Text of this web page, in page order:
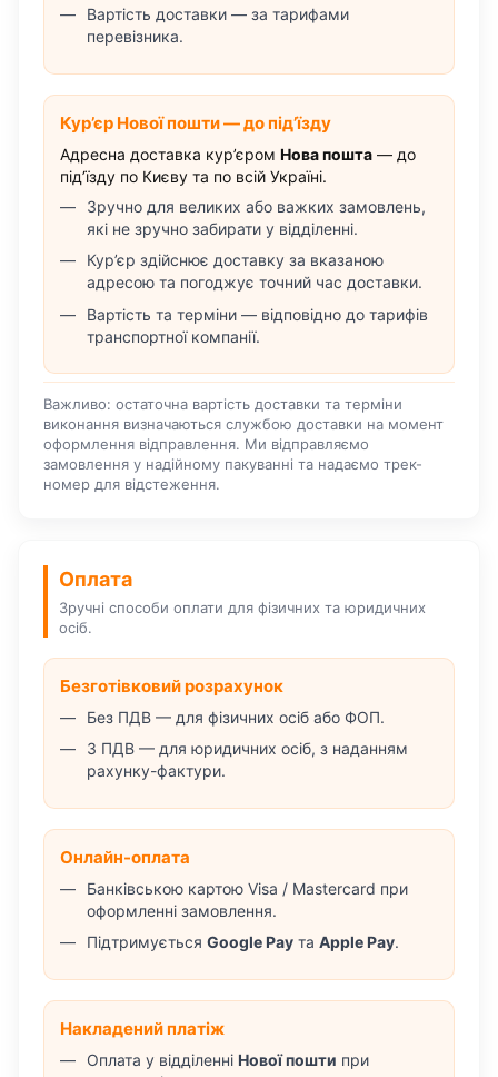
Вартість доставки — за тарифами
перевізника.
Кур’єр Нової пошти — до під’їзду
Адресна доставка кур’єром Нова пошта — до
під’їзду по Києву та по всій Україні.
Зручно для великих або важких замовлень,
які не зручно забирати у відділенні.
Кур’єр здійснює доставку за вказаною
адресою та погоджує точний час доставки.
Вартість та терміни — відповідно до тарифів
транспортної компанії.
Важливо: остаточна вартість доставки та терміни
виконання визначаються службою доставки на момент
оформлення відправлення. Ми відправляємо
замовлення у надійному пакуванні та надаємо трек-
номер для відстеження.
Оплата
Зручні способи оплати для фізичних та юридичних
осіб.
Безготівковий розрахунок
Без ПДВ — для фізичних осіб або ФОП.
З ПДВ — для юридичних осіб, з наданням
рахунку-фактури.
Онлайн-оплата
Банківською картою Visa / Mastercard при
оформленні замовлення.
Підтримується Google Pay та Apple Pay.
Накладений платіж
Оплата у відділенні Нової пошти при